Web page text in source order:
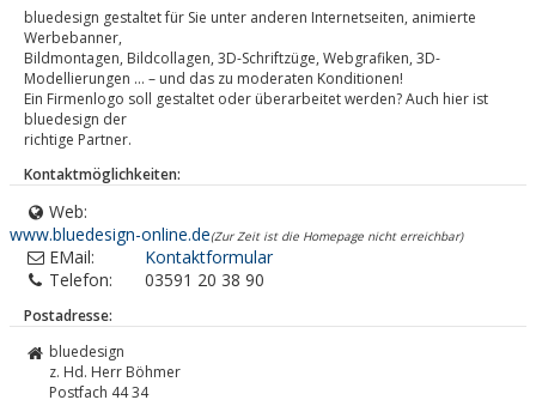
bluedesign gestaltet für Sie unter anderen Internetseiten, animierte
Werbebanner,
Bildmontagen, Bildcollagen, 3D-Schriftzüge, Webgrafiken, 3D-
Modellierungen … – und das zu moderaten Konditionen!
Ein Firmenlogo soll gestaltet oder überarbeitet werden? Auch hier ist
bluedesign der
richtige Partner.
Kontaktmöglichkeiten:
Web:
www.bluedesign-online.de(Zur Zeit ist die Homepage nicht erreichbar)
EMail:
Kontaktformular
Telefon:
03591 20 38 90
Postadresse:
bluedesign
z. Hd. Herr Böhmer
Postfach 44 34